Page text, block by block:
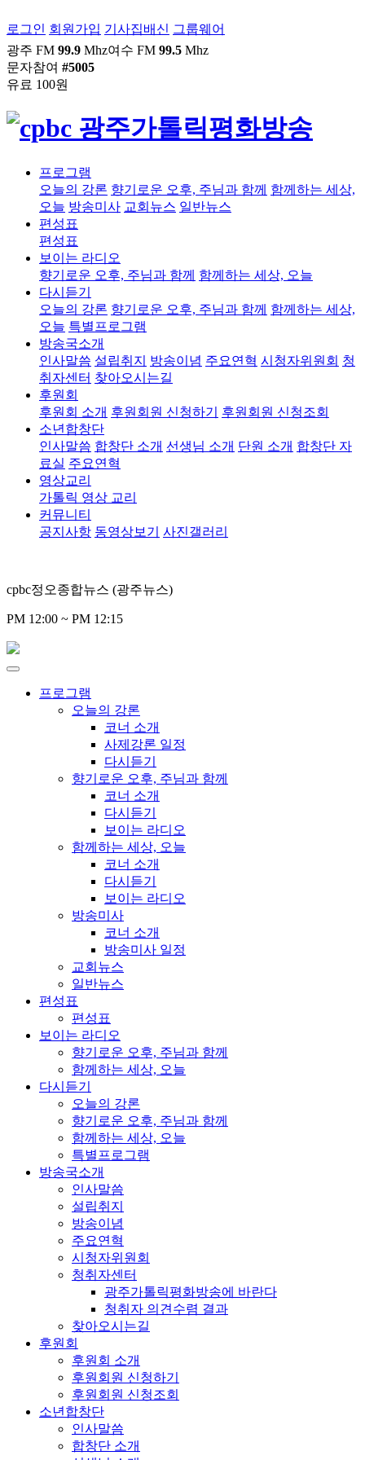
로그인 회원가입 기사집배신 그룹웨어
광주 FM 99.9 Mhz여수 FM 99.5 Mhz
문자참여 #5005
유료 100원
프로그램
오늘의 강론 향기로운 오후, 주님과 함께 함께하는 세상,
오늘 방송미사 교회뉴스 일반뉴스
편성표
편성표
보이는 라디오
향기로운 오후, 주님과 함께 함께하는 세상, 오늘
다시듣기
오늘의 강론 향기로운 오후, 주님과 함께 함께하는 세상,
오늘 특별프로그램
방송국소개
인사말씀 설립취지 방송이념 주요연혁 시청자위원회 청
취자센터 찾아오시는길
후원회
후원회 소개 후원회원 신청하기
후원회원 신청조회
소년합창단
인사말씀 합창단 소개 선생님 소개 단원 소개 합창단 자
료실 주요연혁
영상교리
가톨릭 영상 교리
커뮤니티
공지사항 동영상보기 사진갤러리
cpbc정오종합뉴스 (광주뉴스)
PM 12:00 ~ PM 12:15
프로그램
오늘의 강론
코너 소개
사제강론 일정
다시듣기
향기로운 오후, 주님과 함께
코너 소개
다시듣기
보이는 라디오
함께하는 세상, 오늘
코너 소개
다시듣기
보이는 라디오
방송미사
코너 소개
방송미사 일정
교회뉴스
일반뉴스
편성표
편성표
보이는 라디오
향기로운 오후, 주님과 함께
함께하는 세상, 오늘
다시듣기
오늘의 강론
향기로운 오후, 주님과 함께
함께하는 세상, 오늘
특별프로그램
방송국소개
인사말씀
설립취지
방송이념
주요연혁
시청자위원회
청취자센터
광주가톨릭평화방송에 바란다
청취자 의견수렴 결과
찾아오시는길
후원회
후원회 소개
후원회원 신청하기
후원회원 신청조회
소년합창단
인사말씀
합창단 소개